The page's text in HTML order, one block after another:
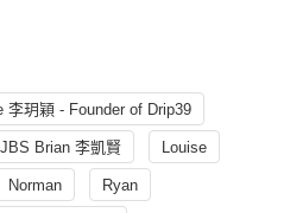
李玥穎 - Founder of Drip39
JBS Brian 李凱賢 Louise
Norman Ryan